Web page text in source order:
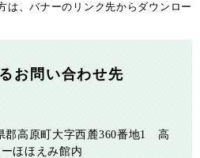
は、バナーのリンク先からダウンロー
お問い合わせ先
郡高原町大字西麓360番地1 高
ほほえみ館内